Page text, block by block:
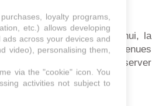
de produit, aujourd'hui, la
film plastique sont devenues
sont idéales pour conserver
loyalty programs,
etc.) allows developing
across your devices and
video), personalising them,
via the "cookie" icon. You
activities not subject to